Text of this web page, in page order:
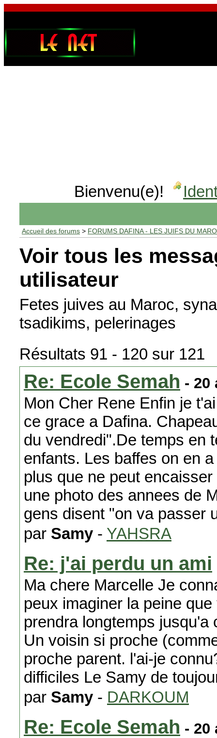
Bienvenu(e)!
Accueil des forums > FORUMS DAFINA - LES JUIFS DU
Voir tous les
utilisateur
Fetes juives au Maroc,
tsadikims, pelerinages
Résultats 91 - 120 sur 121
Re: Ecole Semah - 20
Mon Cher Rene Enfin je
ce grace a Dafina.
du vendredi".De temps en
enfants. Les baffes on en
plus que ne peut
une photo des annees de
gens disent "on va passer
par Samy - YAHSRA
Re: j'ai perdu un ami
Ma chere Marcelle Je
peux imaginer la peine
prendra longtemps
Un voisin si proche
proche parent. l'ai-je
difficiles Le Samy de
par Samy - DARKOUM
Re: Ecole Semah - 20